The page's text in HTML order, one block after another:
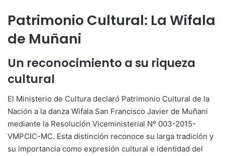
Patrimonio Cultural: La Wifala
de Muñani
Un reconocimiento a su riqueza
cultural
El Ministerio de Cultura declaró Patrimonio Cultural de la
Nación a la danza Wifala San Francisco Javier de Muñani
mediante la Resolución Viceministerial Nº 003-2015-
VMPCIC-MC. Esta distinción reconoce su larga tradición y
su importancia como expresión cultural e identidad del